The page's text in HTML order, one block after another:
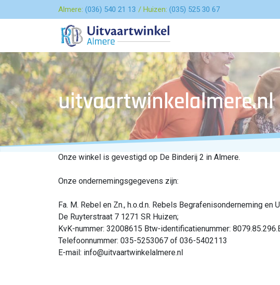
Almere: (036) 540 21 13 Huizen: (035) 525 30 67
uitvaartwinkelalmere.nl
Onze winkel is gevestigd op De Binderij 2 in Almere.
Onze ondernemingsgegevens zijn:
Fa. M. Rebel en Zn., h.o.d.n. Rebels Begrafenisonderneming en
De Ruyterstraat 7 1271 SR Huizen;
KvK-nummer: 32008615 Btw-identificatienummer:
Telefoonnummer: 035-5253067 of 036-5402113
E-mail: info@uitvaartwinkelalmere.nl